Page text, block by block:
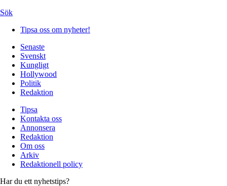
Sök
Tipsa oss om nyheter!
Senaste
Svenskt
Kungligt
Hollywood
Politik
Redaktion
Tipsa
Kontakta oss
Annonsera
Redaktion
Om oss
Arkiv
Redaktionell policy
Har du ett nyhetstips?